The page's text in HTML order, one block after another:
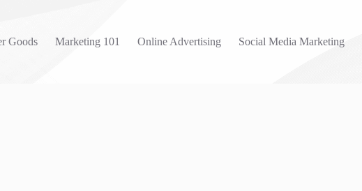
Goods Marketing 101 Online Advertising Social Media Marketing